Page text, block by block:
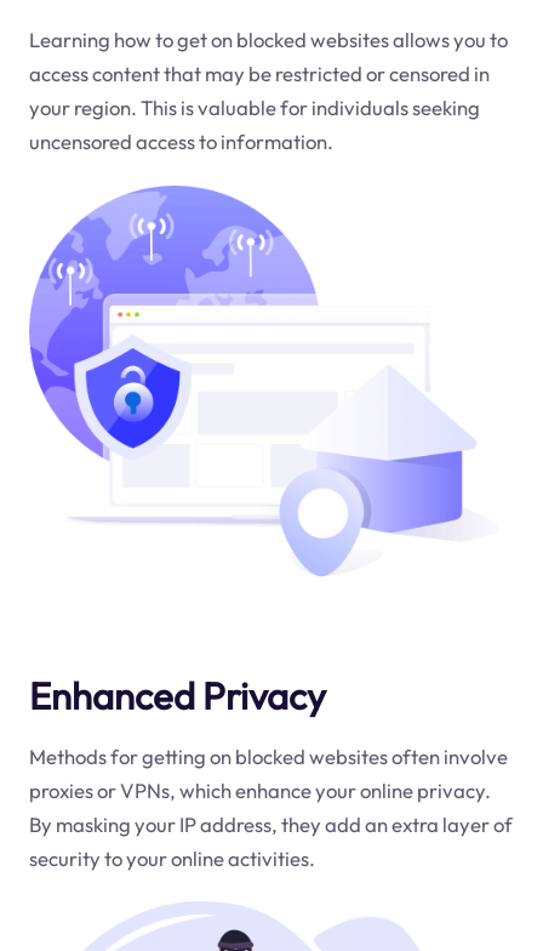
Learning how to get on blocked websites allows you to
access content that may be restricted or censored in
your region. This is valuable for individuals seeking
uncensored access to information.
Enhanced Privacy
Methods for getting on blocked websites often involve
proxies or VPNs, which enhance your online privacy.
By masking your IP address, they add an extra layer of
security to your online activities.